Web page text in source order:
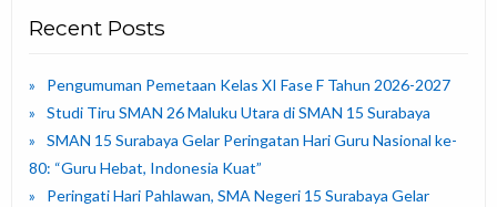
Recent Posts
Pengumuman Pemetaan Kelas XI Fase F Tahun 2026-2027
Studi Tiru SMAN 26 Maluku Utara di SMAN 15 Surabaya
SMAN 15 Surabaya Gelar Peringatan Hari Guru Nasional ke-
80: “Guru Hebat, Indonesia Kuat”
Peringati Hari Pahlawan, SMA Negeri 15 Surabaya Gelar